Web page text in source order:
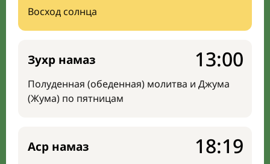
Восход солнца
Зухр намаз
Полуденная (обеденная) молитва и Джума
(Жума) по пятницам
13:00
Аср намаз 18:19